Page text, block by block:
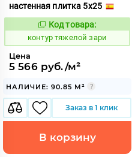
настенная плитка 5x25
763403
Код товара:
контур тяжелой зари
Цена
5 566 руб./м²
НАЛИЧИЕ: 90.85 М²
Заказ в 1 клик
В корзину